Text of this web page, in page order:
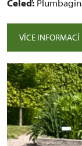
Čeleď:
VÍCE INFORMACÍ